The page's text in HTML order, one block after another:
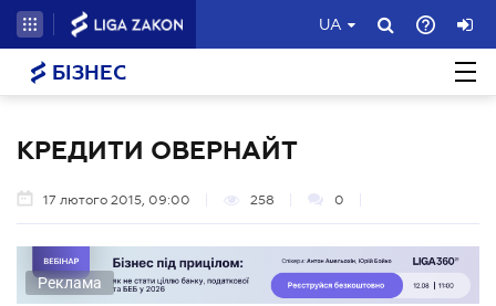
UA
БІЗНЕС
КРЕДИТИ ОВЕРНАЙТ
17 лютого 2015, 09:00 258 0
Реклама